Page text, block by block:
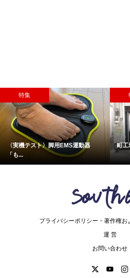
特集
〈実機テスト〉脚用EMS運動器
「も...
町
プライバシーポリシー・著作権お
運 営
お問い合わせ